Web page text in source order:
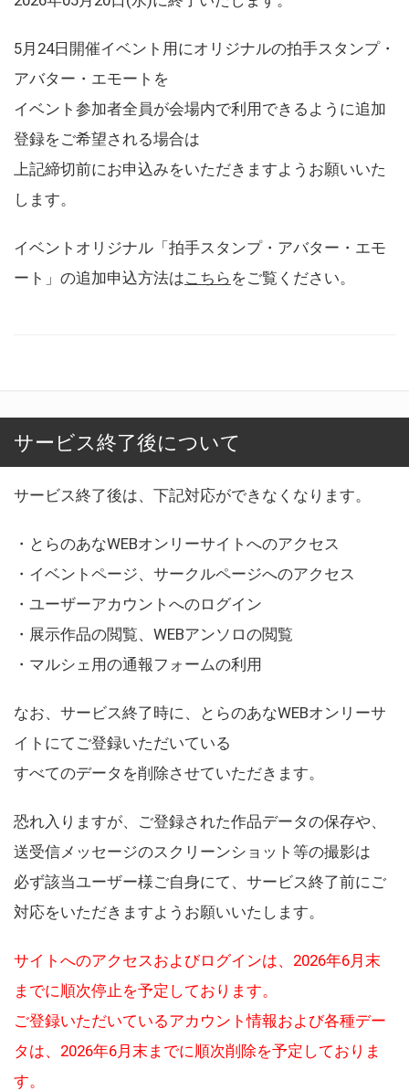
5月24日開催イベント用にオリジナルの拍手スタンプ・
アバター・エモートを
イベント参加者全員が会場内で利用できるように追加
登録をご希望される場合は
上記締切前にお申込みをいただきますようお願いいた
します。
イベントオリジナル「拍手スタンプ・アバター・エモ
ート」の追加申込方法はこちら をご覧ください。
サービス終了後について
サービス終了後は、下記対応ができなくなります。
・とらのあなWEBオンリーサイトへのアクセス
・イベントページ、サークルページへのアクセス
・ユーザーアカウントへのログイン
・展示作品の閲覧、WEBアンソロの閲覧
・マルシェ用の通報フォームの利用
なお、サービス終了時に、とらのあなWEBオンリーサ
イトにてご登録いただいている
すべてのデータを削除させていただきます。
恐れ入りますが、ご登録された作品データの保存や、
送受信メッセージのスクリーンショット等の撮影は
必ず該当ユーザー様ご自身にて、サービス終了前にご
対応をいただきますようお願いいたします。
サイトへのアクセスおよびログインは、2026年6月末
までに順次停止を予定しております。
ご登録いただいているアカウント情報および各種デー
タは、2026年6月末までに順次削除を予定しておりま
す。